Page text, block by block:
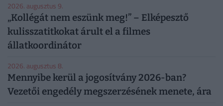
2026. augusztus 9.
„Kollégát nem eszünk meg!” – Elképesztő
kulisszatitkokat árult el a filmes
állatkoordinátor
2026. augusztus 8.
Mennyibe kerül a jogosítvány 2026-ban?
Vezetői engedély megszerzésének menete, ára